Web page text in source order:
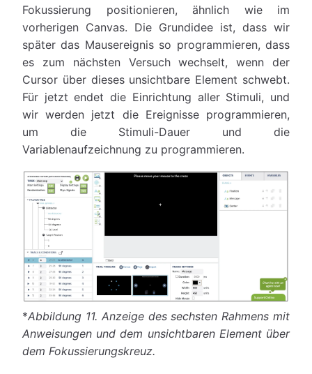
Fokussierung positionieren, ähnlich wie im
vorherigen Canvas. Die Grundidee ist, dass wir
später das Mausereignis so programmieren, dass
es zum nächsten Versuch wechselt, wenn der
Cursor über dieses unsichtbare Element schwebt.
Für jetzt endet die Einrichtung aller Stimuli, und
wir werden jetzt die Ereignisse programmieren,
um die Stimuli-Dauer und die
Variablenaufzeichnung zu programmieren.
*Abbildung 11. Anzeige des sechsten Rahmens mit
Anweisungen und dem unsichtbaren Element über
dem Fokussierungskreuz.